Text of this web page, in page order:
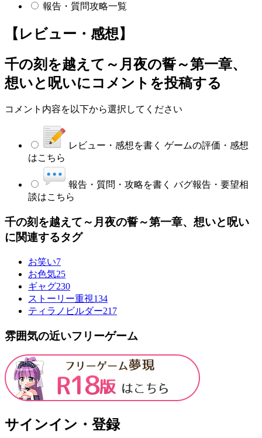
報告・質問攻略一覧
【レビュー・感想】
千の刻を越えて～月夜の誓～第一章、
想いと呪いにコメントを投稿する
コメント内容を以下から選択してください
レビュー・感想を書く ゲームの評価・感想
はこちら
報告・質問・攻略を書く バグ報告・要望相
談はこちら
千の刻を越えて～月夜の誓～第一章、想いと呪い
に関連するタグ
お笑い7
お色気25
ギャグ230
ストーリー重視134
ティラノビルダー217
雰囲気の近いフリーゲーム
サインイン・登録